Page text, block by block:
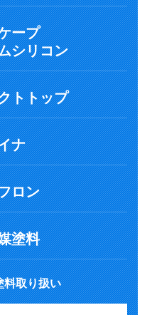
ープ
シリコン
トトップ
ナ
ロン
塗料
料取り扱い